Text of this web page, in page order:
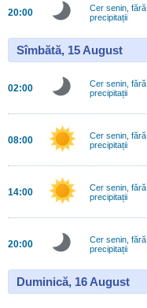
20:00
Cer senin, fără
precipitații
Sîmbătă, 15 August
02:00
Cer senin, fără
precipitații
08:00
Cer senin, fără
precipitații
14:00
Cer senin, fără
precipitații
20:00
Cer senin, fără
precipitații
Duminică, 16 August